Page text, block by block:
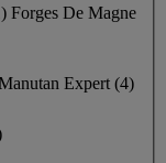
) Forges De Magne
Expert (4)